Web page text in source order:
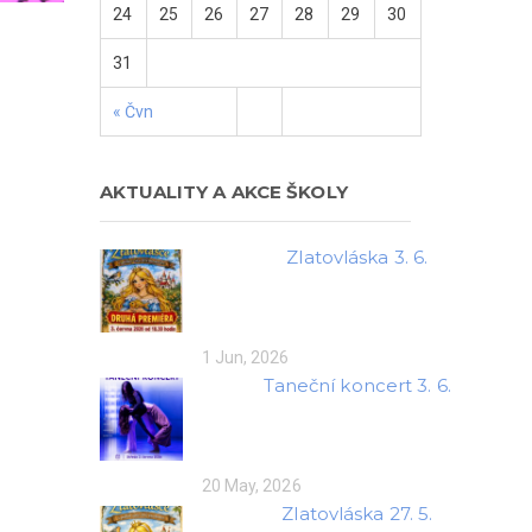
« Čvn
24 25 26 27 28 29 30
31
AKTUALITY A AKCE ŠKOLY
Zlatovláska 3. 6.
1 Jun, 2026
Taneční koncert 3. 6.
20 May, 2026
Zlatovláska 27. 5.